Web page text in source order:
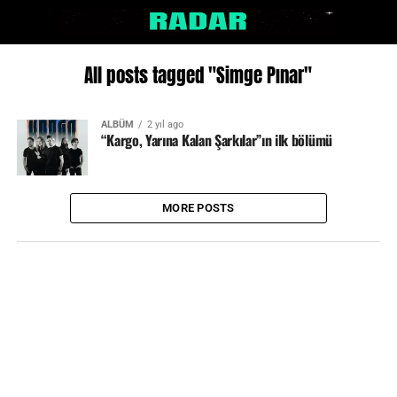
All posts tagged "Simge Pınar"
ALBÜM 2 yıl ago
“Kargo, Yarına Kalan Şarkılar”ın ilk bölümü
MORE POSTS